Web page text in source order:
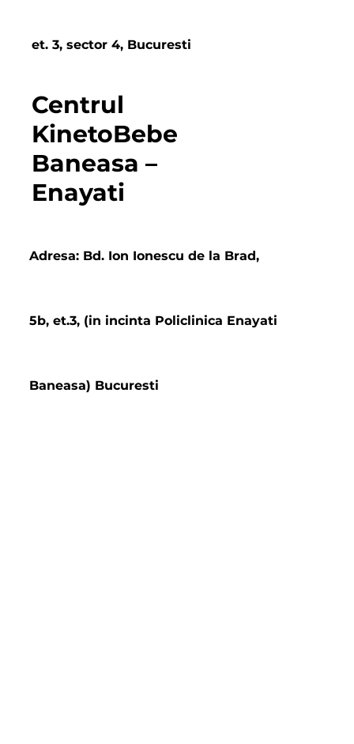
et. 3, sector 4, Bucuresti
Centrul
KinetoBebe
Baneasa –
Enayati
Adresa: Bd. Ion Ionescu de la Brad,
5b, et.3, (in incinta Policlinica Enayati
Baneasa) Bucuresti